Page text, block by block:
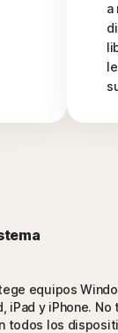
a
equipos
iPad y iPhone. No
todos los